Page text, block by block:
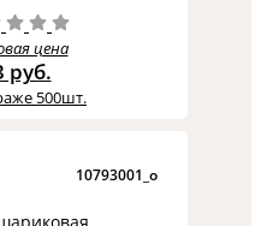
цена
руб.
500шт.
10793001_o